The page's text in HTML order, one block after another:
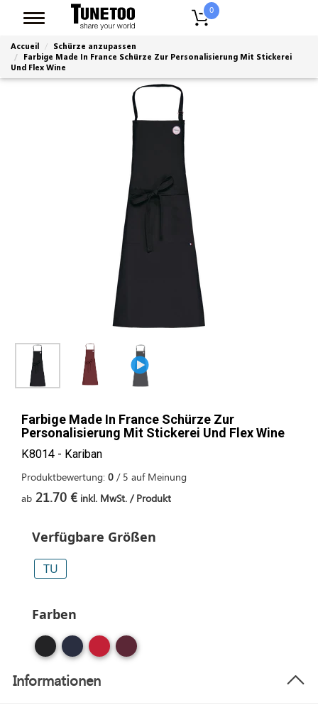
0
Accueil
Schürze anzupassen
Farbige Made In France Schürze Zur Personalisierung Mit Stickerei
Und Flex Wine
Farbige Made In France Schürze Zur
Personalisierung Mit Stickerei Und Flex Wine
K8014 - Kariban
Produktbewertung: 0 / 5 auf Meinung
ab 21.70 € inkl. MwSt. / Produkt
Verfügbare Größen
TU
Farben
Informationen